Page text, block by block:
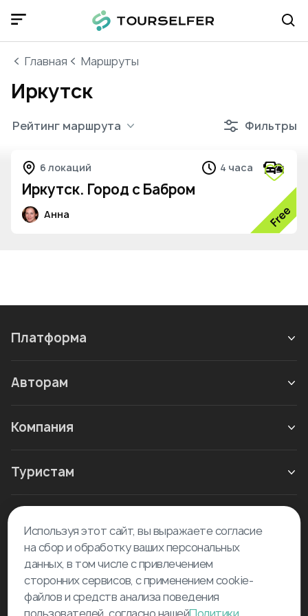
Главная Маршруты
Иркутск
Рейтинг маршрута Фильтры
6 локаций 4 часа
Иркутск. Город с Бабром
Анна
Платформа
Авторам
Компания
Туристам
Новое в блоге
Используя этот сайт, вы выражаете согласие
на сбор и обработку ваших персональных
данных, в том числе с привлечением
сторонних сервисов, с применением cookie-
файлов и средств анализа поведения